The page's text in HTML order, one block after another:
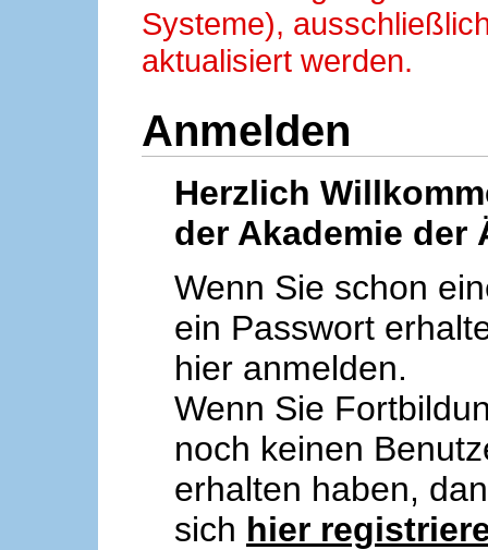
Systeme),
aktualisiert werden.
Anmelden
Herzlich
der Akademie der
Wenn Sie schon
ein Passwort
hier anmelden.
Wenn Sie
noch keinen
erhalten haben,
sich hier